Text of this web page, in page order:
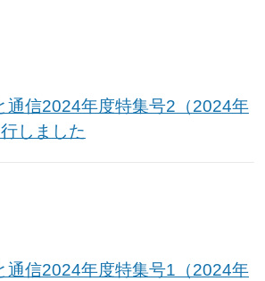
通信2024年度特集号2（2024年
しました
通信2024年度特集号1（2024年